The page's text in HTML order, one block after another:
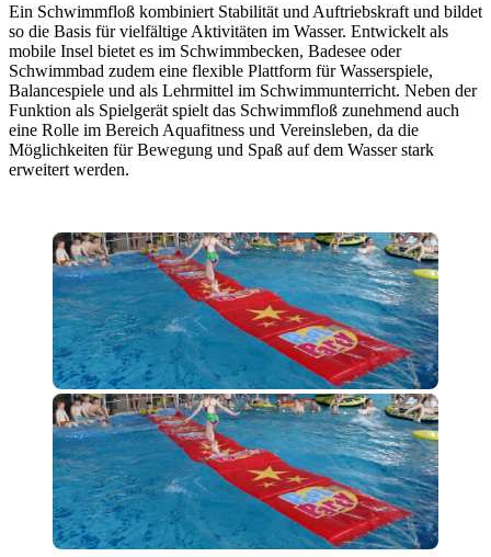
Ein Schwimmfloß kombiniert Stabilität und Auftriebskraft und bildet
so die Basis für vielfältige Aktivitäten im Wasser. Entwickelt als
mobile Insel bietet es im Schwimmbecken, Badesee oder
Schwimmbad zudem eine flexible Plattform für Wasserspiele,
Balancespiele und als Lehrmittel im Schwimmunterricht. Neben der
Funktion als Spielgerät spielt das Schwimmfloß zunehmend auch
eine Rolle im Bereich Aquafitness und Vereinsleben, da die
Möglichkeiten für Bewegung und Spaß auf dem Wasser stark
erweitert werden.